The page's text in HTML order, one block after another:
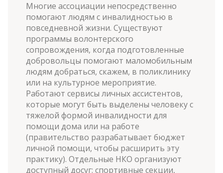
Многие ассоциации непосредственно
помогают людям с инвалидностью в
повседневной жизни. Существуют
программы волонтерского
сопровождения, когда подготовленные
добровольцы помогают маломобильным
людям добраться, скажем, в поликлинику
или на культурное мероприятие.
Работают сервисы личных ассистентов,
которые могут быть выделены человеку с
тяжелой формой инвалидности для
помощи дома или на работе
(правительство разрабатывает бюджет
личной помощи, чтобы расширить эту
практику). Отдельные НКО организуют
доступный досуг: спортивные секции,